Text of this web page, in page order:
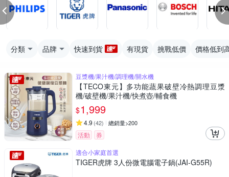
分類 品牌 快速到貨 有現貨 挑戰低價 價格低到
豆漿機/果汁機/調理機/開水機
【TECO東元】多功能蔬果破壁冷熱調理豆漿
機/破壁機/果汁機/快煮壺/輔食機
$1,999
4.9 (42) 總銷量>200
活動
券
適合小家庭首選
TIGER虎牌 3人份微電腦電子鍋(JAI-G55R)